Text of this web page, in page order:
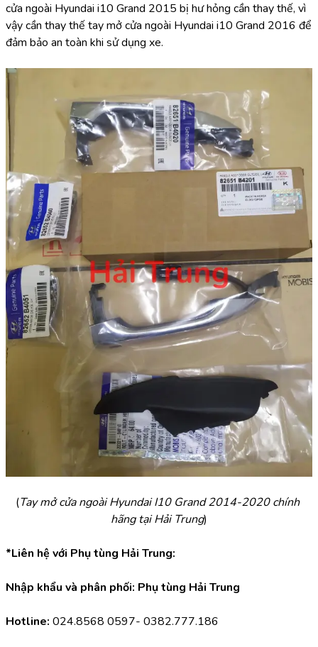
cửa ngoài Hyundai i10 Grand 2015 bị hư hỏng cần thay thế, vì
vậy cần thay thế tay mở cửa ngoài Hyundai i10 Grand 2016 để
đảm bảo an toàn khi sử dụng xe.
(Tay mở cửa ngoài Hyundai I10 Grand 2014-2020 chính
hãng tại Hải Trung)
*Liên hệ với Phụ tùng Hải Trung:
Nhập khẩu và phân phối: Phụ tùng Hải Trung
Hotline: 024.8568 0597- 0382.777.186